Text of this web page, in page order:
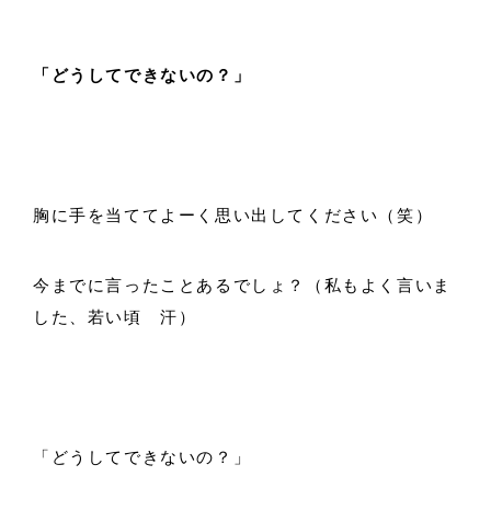
「どうしてできないの？」
胸に手を当ててよーく思い出してください（笑）
今までに言ったことあるでしょ？（私もよく言いま
した、若い頃 汗）
「どうしてできないの？」